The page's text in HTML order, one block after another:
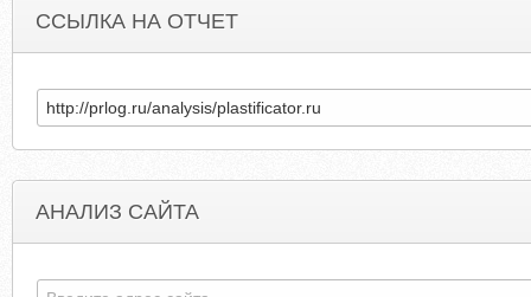
ССЫЛКА НА ОТЧЕТ
АНАЛИЗ САЙТА